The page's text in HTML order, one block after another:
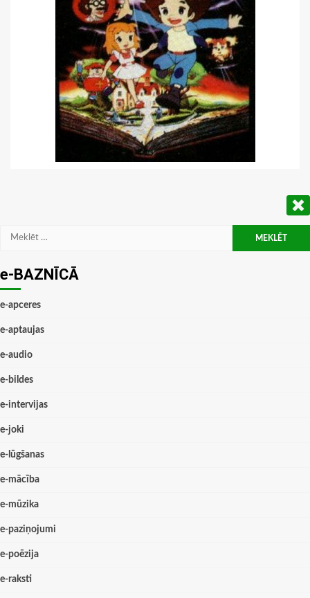
Meklēt:
e-BAZNĪCĀ
e-apceres
e-aptaujas
e-audio
e-bildes
e-intervijas
e-joki
e-lūgšanas
e-mācība
e-mūzika
e-paziņojumi
e-poēzija
e-raksti